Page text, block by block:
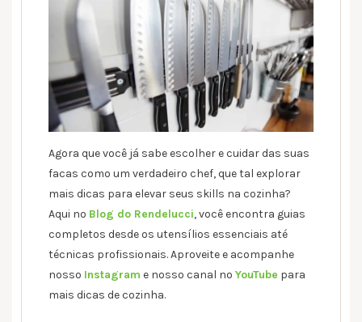
Agora que você já sabe escolher e cuidar das suas
facas como um verdadeiro chef, que tal explorar
mais dicas para elevar seus skills na cozinha?
Aqui no Blog do Rendelucci, você encontra guias
completos desde os utensílios essenciais até
técnicas profissionais. Aproveite e acompanhe
nosso Instagram e nosso canal no YouTube para
mais dicas de cozinha.